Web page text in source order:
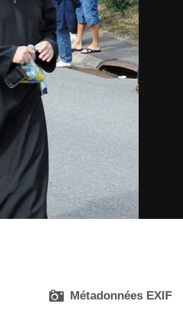
 Métadonnées EXIF